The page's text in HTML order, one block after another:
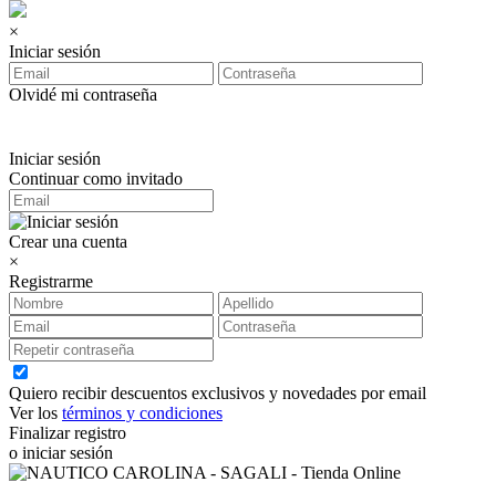
×
Iniciar sesión
Olvidé mi contraseña
Iniciar sesión
Continuar como invitado
Crear una cuenta
×
Registrarme
Quiero recibir descuentos exclusivos y novedades por email
Ver los términos y condiciones
Finalizar registro
o iniciar sesión